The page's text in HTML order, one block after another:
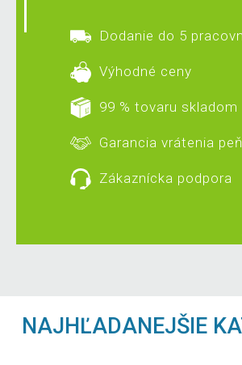
Dodanie do 5
Výhodné ceny
99 % tovaru skladom
Garancia vrátenia
Zákaznícka podpora
NAJHĽADANEJŠIE